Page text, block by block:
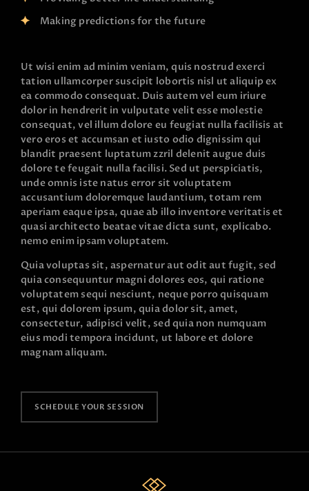
Making predictions for the future
Ut wisi enim ad minim veniam, quis nostrud exerci
tation ullamcorper suscipit lobortis nisl ut aliquip ex
ea commodo consequat. Duis autem vel eum iriure
dolor in hendrerit in vulputate velit esse molestie
consequat, vel illum dolore eu feugiat nulla facilisis at
vero eros et accumsan et iusto odio dignissim qui
blandit praesent luptatum zzril delenit augue duis
dolore te feugait nulla facilisi. Sed ut perspiciatis,
unde omnis iste natus error sit voluptatem
accusantium doloremque laudantium, totam rem
aperiam eaque ipsa, quae ab illo inventore veritatis et
quasi architecto beatae vitae dicta sunt, explicabo.
nemo enim ipsam voluptatem.
Quia voluptas sit, aspernatur aut odit aut fugit, sed
quia consequuntur magni dolores eos, qui ratione
voluptatem sequi nesciunt, neque porro quisquam
est, qui dolorem ipsum, quia dolor sit, amet,
consectetur, adipisci velit, sed quia non numquam
eius modi tempora incidunt, ut labore et dolore
magnam aliquam.
SCHEDULE YOUR SESSION